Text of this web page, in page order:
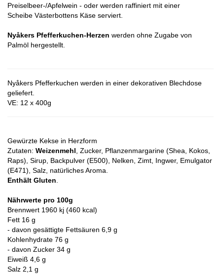
Preiselbeer-/Apfelwein - oder werden raffiniert mit einer
Scheibe Västerbottens Käse serviert.
Nyåkers Pfefferkuchen-Herzen werden ohne Zugabe von
Palmöl hergestellt.
Nyåkers Pfefferkuchen werden in einer dekorativen Blechdose
geliefert.
VE: 12 x 400g
Gewürzte Kekse in Herzform
Zutaten: Weizenmehl , Zucker, Pflanzenmargarine (Shea, Kokos,
Raps), Sirup, Backpulver (E500), Nelken, Zimt, Ingwer, Emulgator
(E471), Salz, natürliches Aroma.
Enthält Gluten
Nährwerte pro 100g
Brennwert 1960 kj (460 kcal)
Fett 16 g
- davon gesättigte Fettsäuren 6,9 g
Kohlenhydrate 76 g
- davon Zucker 34 g
Eiweiß 4,6 g
Salz 2,1 g